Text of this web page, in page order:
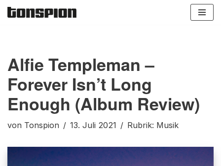
Alfie Templeman –
Forever Isn’t Long
Enough (Album Review)
von Tonspion 13. Juli 2021 Rubrik: Musik